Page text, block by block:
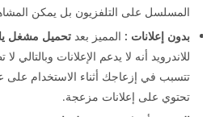
المسلسل على التلفزيون بل يمكن
بدون إعلانات : المميز بعد تحميل مشغل
للاندرويد أنه لا يدعم الإعلانات وبالتالي
تتسبب في إزعاجك أثناء الاستخدام على
تحتوي على إعلانات مزعجة.